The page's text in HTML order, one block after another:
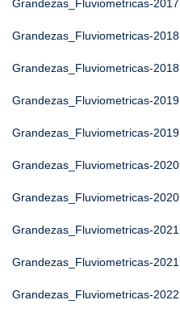
Grandezas_Fluviometricas-2017
Grandezas_Fluviometricas-2018
Grandezas_Fluviometricas-2018
Grandezas_Fluviometricas-2019
Grandezas_Fluviometricas-2019
Grandezas_Fluviometricas-2020
Grandezas_Fluviometricas-2020
Grandezas_Fluviometricas-2021
Grandezas_Fluviometricas-2021
Grandezas_Fluviometricas-2022